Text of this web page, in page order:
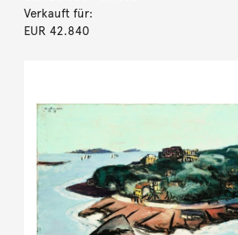
Verkauft für:
EUR 42.840